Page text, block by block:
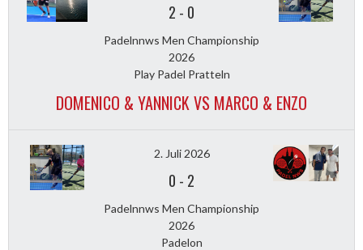
2 - 0
Padelnnws Men Championship
2026
Play Padel Pratteln
DOMENICO & YANNICK VS MARCO & ENZO
2. Juli 2026
0 - 2
Padelnnws Men Championship
2026
Padelon